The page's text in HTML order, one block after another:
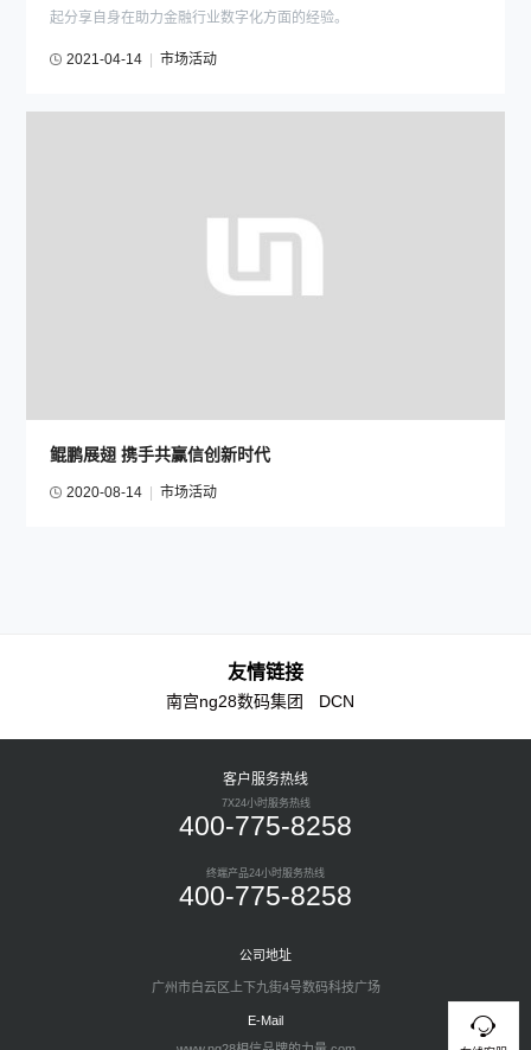
起分享自身在助力金融行业数字化方面的经验。
2021-04-14 市场活动
鲲鹏展翅 携手共赢信创新时代
2020-08-14 市场活动
友情链接
南宫ng28数码集团 DCN
客户服务热线
7X24小时服务热线
400-775-8258
终端产品24小时服务热线
400-775-8258
公司地址
广州市白云区上下九街4号数码科技广场
E-Mail